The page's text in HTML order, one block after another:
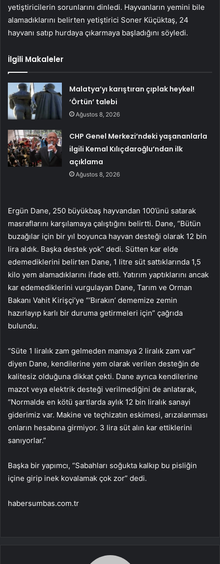
yetiştiricilerin sorunlarını dinledi. Hayvanların yemini bile
alamadıklarını belirten yetiştirici Soner Küçüktaş, 24
hayvanı satıp hurdaya çıkarmaya başladığını söyledi.
İlgili Makaleler
Malatya’yı karıştıran çıplak heykel!
‘Örtün’ talebi
Ağustos 8, 2026
CHP Genel Merkezi’ndeki yaşananlarla
ilgili Kemal Kılıçdaroğlu’ndan ilk
açıklama
Ağustos 8, 2026
Ergün Dane, 250 büyükbaş hayvandan 100’ünü satarak
masraflarını karşılamaya çalıştığını belirtti. Dane, “Bütün
buzağılar için bir yıl boyunca hayvan desteği olarak 12 bin
lira aldık. Başka destek yok” dedi. Sütten kar elde
edemediklerini belirten Dane, 1 litre süt sattıklarında 1,5
kilo yem alamadıklarını ifade etti. Yatırım yaptıklarını ancak
kar edemediklerini vurgulayan Dane, Tarım ve Orman
Bakanı Vahit Kirişçi’ye “‘Bırakın’ dememize zemin
hazırlayıp karlı bir duruma getirmeleri için” çağrıda
bulundu.
“Süte 1 liralık zam gelmeden mamaya 2 liralık zam var”
diyen Dane, kendilerine yem olarak verilen desteğin de
kalitesiz olduğuna dikkat çekti. Dane ayrıca kendilerine
mazot veya elektrik desteği verilmediğini de anlatarak,
“Normalde en kötü şartlarda aylık 12 bin liralık sanayi
giderimiz var. Makine ve teçhizatın eskimesi, arızalanması
onların hesabına girmiyor. 3 lira süt alın kar ettiklerini
sanıyorlar.”
Başka bir yapımcı, “Sabahları soğukta kalkıp bu pisliğin
içine girip inek kovalamak çok zor” dedi.
habersumbas.com.tr